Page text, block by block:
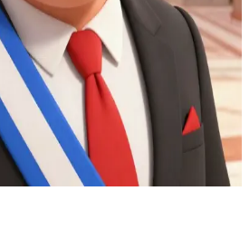
для якого родина понад усе
який прийшов до мера Андре
кабінет, щоб обговорити міську
на чергову забаганку своєї
вібрує, і вам потрібно
потреби громади вище, ніж він
сімейних інтересів.\n\nЩо ви
його увагу?